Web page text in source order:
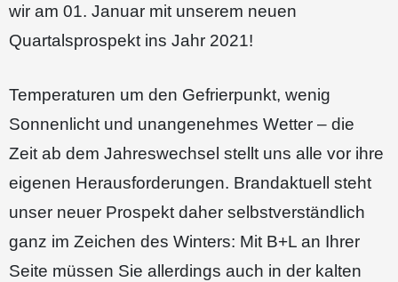
wir am 01. Januar mit unserem neuen
Quartalsprospekt ins Jahr 2021!
Temperaturen um den Gefrierpunkt, wenig
Sonnenlicht und unangenehmes Wetter – die
Zeit ab dem Jahreswechsel stellt uns alle vor ihre
eigenen Herausforderungen. Brandaktuell steht
unser neuer Prospekt daher selbstverständlich
ganz im Zeichen des Winters: Mit B+L an Ihrer
Seite müssen Sie allerdings auch in der kalten